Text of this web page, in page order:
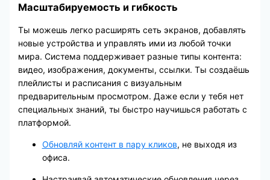
Масштабируемость и гибкость
Ты можешь легко расширять сеть экранов, добавлять
новые устройства и управлять ими из любой точки
мира. Система поддерживает разные типы контента:
видео, изображения, документы, ссылки. Ты создаёшь
плейлисты и расписания с визуальным
предварительным просмотром. Даже если у тебя нет
специальных знаний, ты быстро научишься работать с
платформой.
Обновляй контент в пару кликов, не выходя из
офиса.